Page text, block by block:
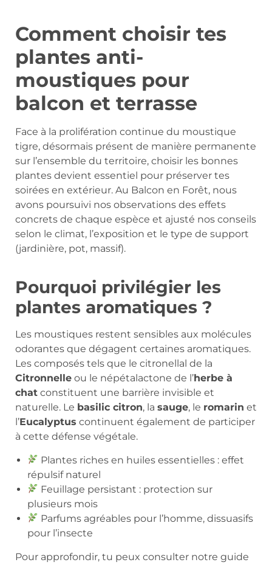
Comment choisir tes
plantes anti-
moustiques pour
balcon et terrasse
Face à la prolifération continue du moustique
tigre, désormais présent de manière permanente
sur l’ensemble du territoire, choisir les bonnes
plantes devient essentiel pour préserver tes
soirées en extérieur. Au Balcon en Forêt, nous
avons poursuivi nos observations des effets
concrets de chaque espèce et ajusté nos conseils
selon le climat, l’exposition et le type de support
(jardinière, pot, massif).
Pourquoi privilégier les
plantes aromatiques ?
Les moustiques restent sensibles aux molécules
odorantes que dégagent certaines aromatiques.
Les composés tels que le citronellal de la
Citronnelle ou le népétalactone de l’herbe à
chat constituent une barrière invisible et
naturelle. Le basilic citron, la sauge, le romarin et
l’Eucalyptus continuent également de participer
à cette défense végétale.
Plantes riches en huiles essentielles : effet
répulsif naturel
Feuillage persistant : protection sur
plusieurs mois
Parfums agréables pour l’homme, dissuasifs
pour l’insecte
Pour approfondir, tu peux consulter notre guide